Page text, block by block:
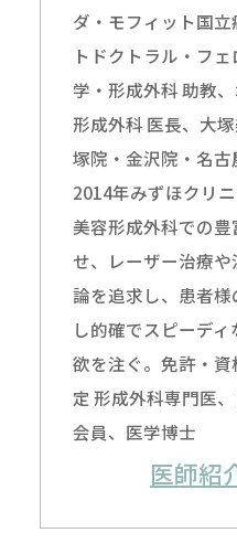
ダ・モフィット国
トドクトラル・フ
学・形成外科 助教
形成外科 医長、大
塚院・金沢院・名古
2014年みずほクリ
美容形成外科での
せ、レーザー治療
論を追求し、患者
し的確でスピーデ
欲を注ぐ。免許・
定 形成外科専門医
会員、医学博士
医師紹